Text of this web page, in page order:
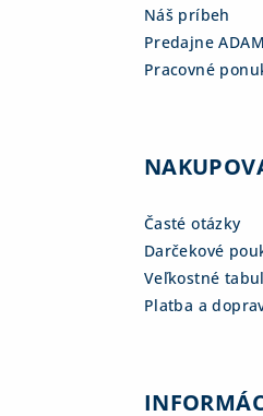
Náš príbeh
Predajne ADAM
Pracovné
Časté otázky
Darčekové
Veľkostné
Platba a